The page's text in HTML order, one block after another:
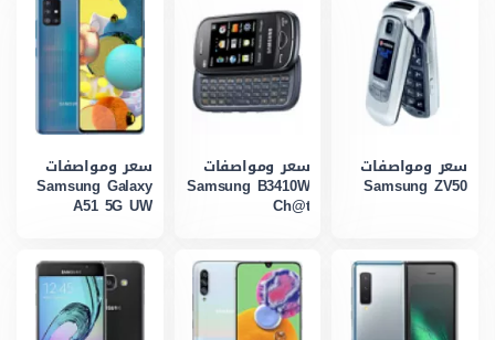
سعر ومواصفات
Samsung ZV50
سعر ومواصفات
Samsung B3410W
Ch@t
سعر ومواصفات
Samsung Galaxy
A51 5G UW